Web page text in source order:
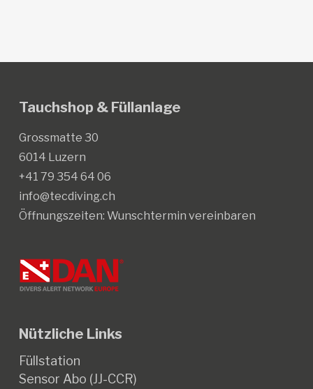
der
Tauchshop & Füllanlage
Grossmatte 30
6014 Luzern
+41 79 354 64 06
info@tecdiving.ch
Öffnungszeiten: Wunschtermin vereinbaren
Nützliche Links
Füllstation
Sensor Abo (JJ-CCR)